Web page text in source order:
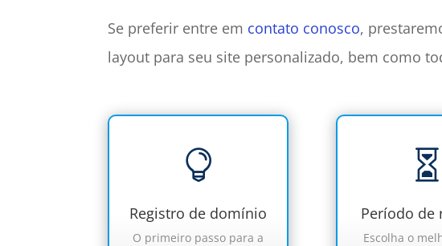
Se preferir entre em contato conosco,
layout para seu site personalizado, bem como

Registro de domínio
O primeiro passo para a

Período de
Escolha o